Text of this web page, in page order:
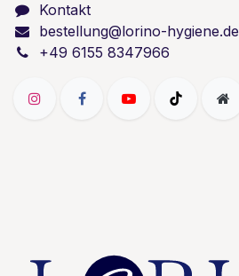
Kontakt
bestellung@lorino-hygiene.de
+49 6155 8347966